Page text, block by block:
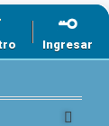
Ingresar